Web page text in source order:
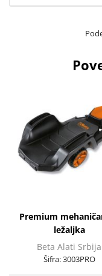
Premium
ležaljka
Beta Alati Srbija
Šifra:3003PRO